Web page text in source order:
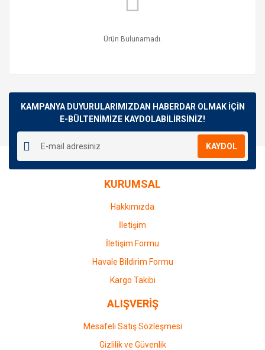
Ürün Bulunamadı.
KAMPANYA DUYURULARIMIZDAN HABERDAR OLMAK İÇİN
E-BÜLTENİMİZE KAYDOLABİLİRSİNİZ!
KAYDOL
KURUMSAL
Hakkımızda
İletişim
İletişim Formu
Havale Bildirim Formu
Kargo Takibi
ALIŞVERİŞ
Mesafeli Satış Sözleşmesi
Gizlilik ve Güvenlik